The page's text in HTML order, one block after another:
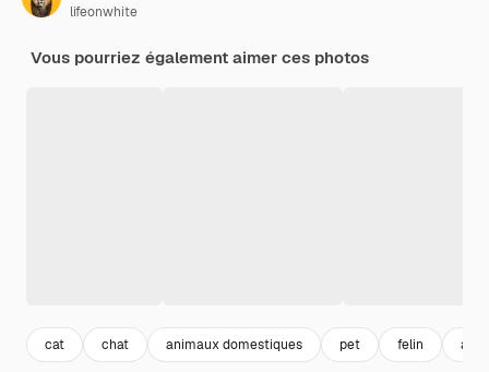
lifeonwhite
Vous pourriez également aimer ces photos
cat chat animaux domestiques pet felin